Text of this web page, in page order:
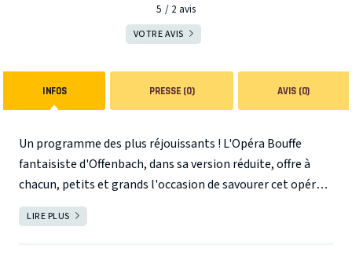
5 2 avis
VOTRE AVIS
INFOS PRESSE (0) AVIS (0)
Un programme des plus réjouissants ! L'Opéra Bouffe
fantaisiste d'Offenbach, dans sa version réduite, offre à
chacun, petits et grands l'occasion de savourer cet opéra.
Offenbach et ses librettistes ont utilisé les mythes de
l’Antiquité grecque à la fois pour parodier les codes du
LIRE PLUS